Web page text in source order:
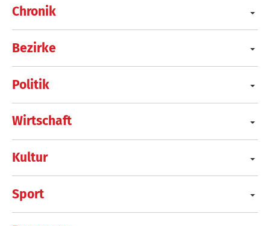
Chronik
Bezirke
Politik
Wirtschaft
Kultur
Sport